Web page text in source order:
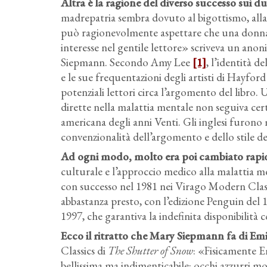
madrepatria sembra dovuto al bigottismo,
può ragionevolmente aspettare che una
interesse nel gentile lettore» scriveva un
Siepmann. Secondo Amy Lee [1], l’identità
e le sue frequentazioni degli artisti di
potenziali lettori circa l’argomento del libro.
dirette nella malattia mentale non seguiva
americana degli anni Venti. Gli inglesi
convenzionalità dell’argomento e dello stile
Ad ogni modo, molto era poi cambiato
culturale e l’approccio medico alla malattia
con successo nel 1981 nei Virago Modern
abbastanza presto, con l’edizione Penguin
1997, che garantiva la indefinita disponibilità
Ecco il ritratto che Mary Siepmann fa di
Classics di The Shutter of Snow: «Fisicamente